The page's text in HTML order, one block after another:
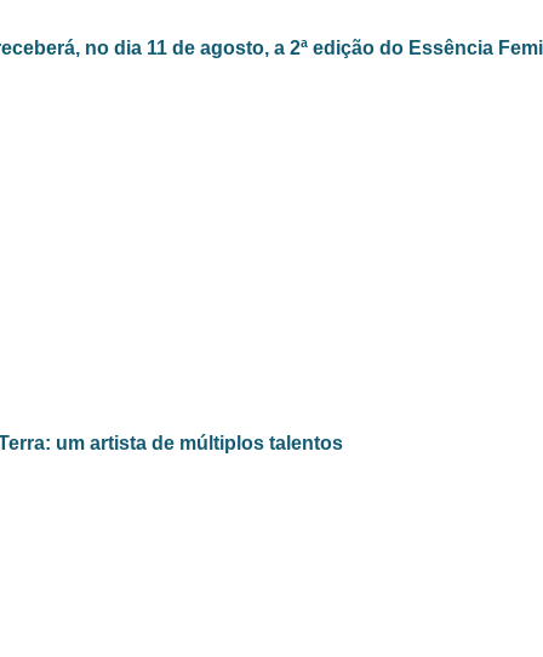
no dia 11 de agosto, a 2ª edição do Essência
um artista de múltiplos talentos